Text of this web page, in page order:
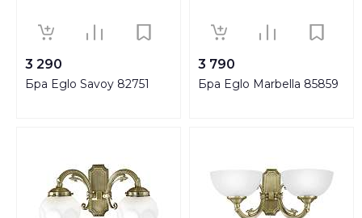
3 290
Бра Eglo Savoy 82751
3 790
Бра Eglo Marbella 85859